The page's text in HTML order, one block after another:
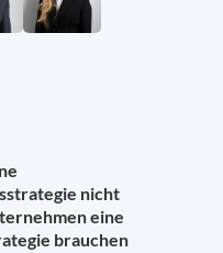
nicht
eine
brauchen